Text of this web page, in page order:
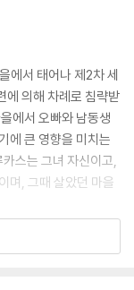
에서 태어나 제2차 세
에 의해 차례로 침략받
에서 오빠와 남동생
에 큰 영향을 미치는
카스는 그녀 자신이고,
며, 그때 살았던 마을
녀는 1956년 헝가리